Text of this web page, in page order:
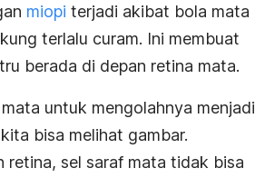
miopi terjadi akibat bola mata
terlalu curam. Ini membuat
berada di depan retina mata.
untuk mengolahnya menjadi
bisa melihat gambar.
retina, sel saraf mata tidak bisa